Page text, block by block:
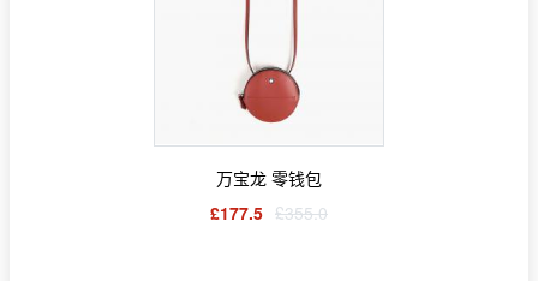
万宝龙 零钱包
£177.5 £355.0